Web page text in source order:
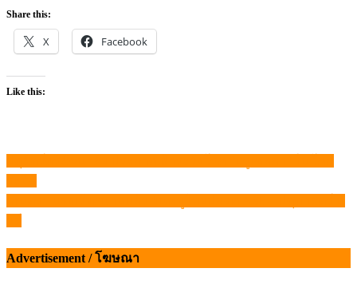
Share this:
X Facebook
Like this:
แนะแนว
เรื่อง
Advertisement / โฆษณา